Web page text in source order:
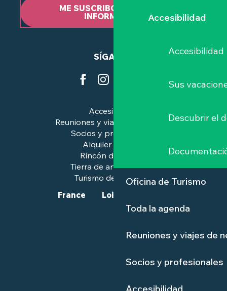
Accesibilidad
Accesibilidad
Sus
Descubrir el
Oficina de Turismo
Toda la agenda
Reuniones y viajes de
Socios y profesionales
ME SUSCRIBO AL BOLETÍN
INFORMATIVO
SÍGANOS
Accesibilidad
Reuniones y viajes de negocios
Socios y profesionales
Alquiler de salas
Rincón de prensa
Tierra de arte e historia
Turismo de calidad™.
France
Loire-Atlantique